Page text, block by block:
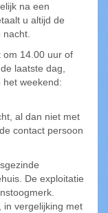
na een
u altijd de
om 14.00 uur of
laatste dag,
het weekend:
al dan niet met
contact persoon
De exploitatie
in vergelijking met